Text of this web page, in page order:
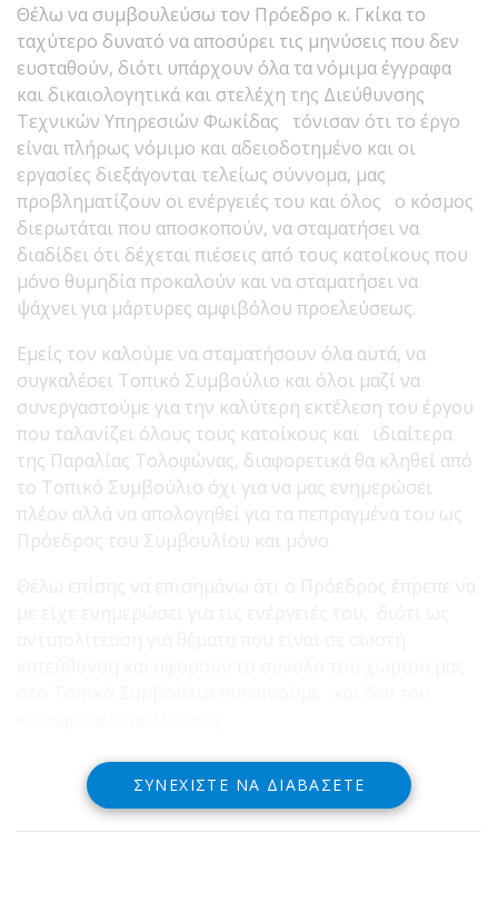
Θέλω να συμβουλεύσω τον Πρόεδρο κ. Γκίκα το
ταχύτερο δυνατό να αποσύρει τις μηνύσεις που δεν
ευσταθούν, διότι υπάρχουν όλα τα νόμιμα έγγραφα
και δικαιολογητικά και στελέχη της Διεύθυνσης
Τεχνικών Υπηρεσιών Φωκίδας τόνισαν ότι το έργο
είναι πλήρως νόμιμο και αδειοδοτημένο και οι
εργασίες διεξάγονται τελείως σύννομα, μας
προβληματίζουν οι ενέργειές του και όλος ο κόσμος
διερωτάται που αποσκοπούν, να σταματήσει να
διαδίδει ότι δέχεται πιέσεις από τους κατοίκους που
μόνο θυμηδία προκαλούν και να σταματήσει να
ψάχνει για μάρτυρες αμφιβόλου προελεύσεως.
Εμείς τον καλούμε να σταματήσουν όλα αυτά, να
συγκαλέσει Τοπικό Συμβούλιο και όλοι μαζί να
συνεργαστούμε για την καλύτερη εκτέλεση του έργου
που ταλανίζει όλους τους κατοίκους και ιδιαίτερα
της Παραλίας Τολοφώνας, διαφορετικά θα κληθεί από
το Τοπικό Συμβούλιο όχι για να μας ενημερώσει
πλέον αλλά να απολογηθεί για τα πεπραγμένα του ως
Πρόεδρος του Συμβουλίου και μόνο.
ΣΥΝΕΧΊΣΤΕ ΝΑ ΔΙΑΒΆΣΕΤΕ